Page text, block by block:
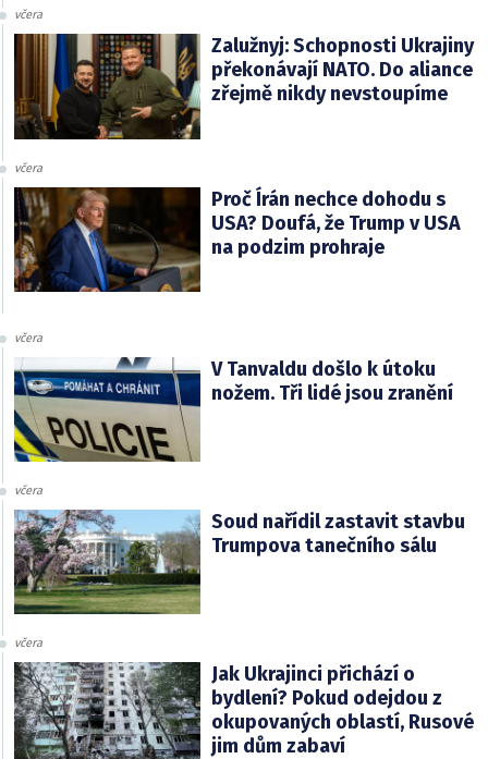
včera
Zalužnyj: Schopnosti Ukrajiny
překonávají NATO. Do aliance
zřejmě nikdy nevstoupíme
včera
Proč Írán nechce dohodu s
USA? Doufá, že Trump v USA
na podzim prohraje
včera
V Tanvaldu došlo k útoku
nožem. Tři lidé jsou zranění
včera
Soud nařídil zastavit stavbu
Trumpova tanečního sálu
včera
Jak Ukrajinci přichází o
bydlení? Pokud odejdou z
okupovaných oblastí, Rusové
jim dům zabaví